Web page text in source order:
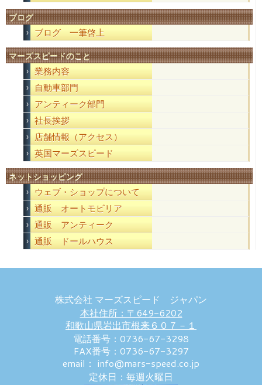
ブログ
ブログ 一筆啓上
マーズスピードのこと
業務内容
自動車部門
アンティーク部門
社長挨拶
店舗情報（アクセス）
英国マーズスピード
ネットショッピング
ウェブ・ショップについて
通販 オートモビリア
通販 アンティーク
通販 ドールハウス
株式会社 マーズスピード ジャパン
本社住所：〒649-6202
和歌山県岩出市根来６０７－１
電話番号：0736-67-3298
FAX番号：0736-67-3297
email： info@mars-speed.co.jp
定休日：毎週火曜日